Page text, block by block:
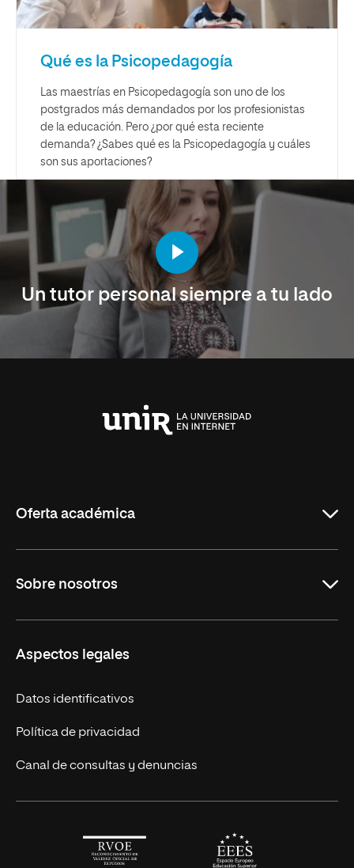
Qué es la Psicopedagogía
Las maestrías en Psicopedagogía son uno de los
postgrados más demandados por los profesionistas
de la educación. Pero ¿por qué esta reciente
demanda? ¿Sabes qué es la Psicopedagogía y cuáles
son sus aportaciones?
Un tutor personal siempre a tu lado
Oferta académica
Licenciaturas en línea
Másteres Europeos
Cursos Europeos
Títulos Americanos
Alianza Newman
Sobre nosotros
Nuestros alumnos
Únete a nosotros
Actualidad
Solicita información
Aspectos legales
Datos identificativos
Política de privacidad
Canal de consultas y denuncias